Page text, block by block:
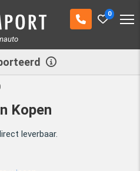
0
Kopen
leverbaar.